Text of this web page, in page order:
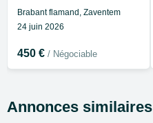
Brabant flamand, Zaventem
24 juin 2026
450 € / Négociable
Annonces similaires